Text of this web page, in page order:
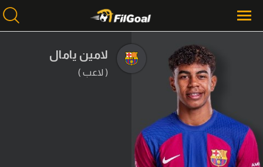
محتوى إخباري
الرئيسية
أخبار
مباريات
ميركاتو
لامين يامال
( لاعب )